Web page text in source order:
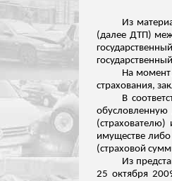
Из
(далее ДТП)
На момент
страхования,
В
обусловленную
имуществе
(страховой
Из
25 октября